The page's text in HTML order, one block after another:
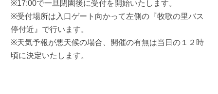
※17:00で一旦閉園後に受付を開始いたします。
※受付場所は入口ゲート向かって左側の『牧歌の里バス
停付近』で行います。
※天気予報が悪天候の場合、開催の有無は当日の１２時
頃に決定いたします。